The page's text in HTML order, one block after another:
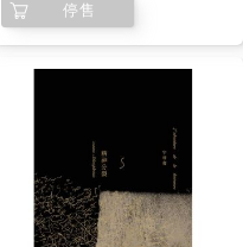
停售